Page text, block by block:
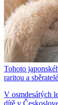
Tohoto
raritou a
V osmdesátých